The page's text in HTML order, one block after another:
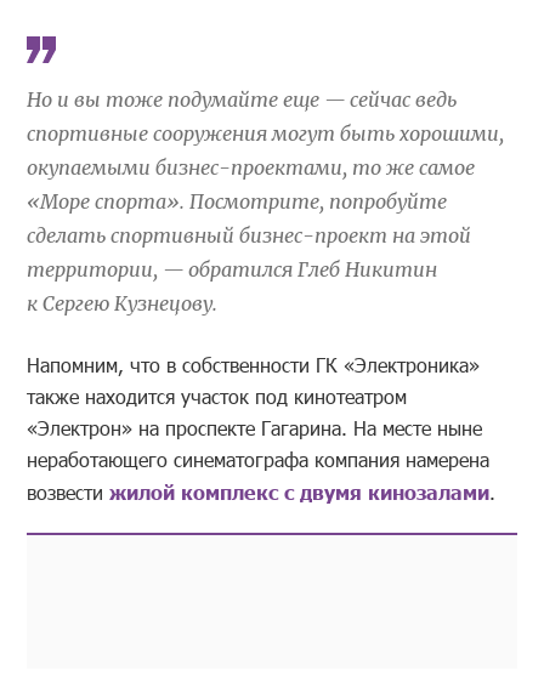
Но и вы тоже подумайте еще — сейчас ведь
спортивные сооружения могут быть хорошими,
окупаемыми бизнес-проектами, то же самое
«Море спорта». Посмотрите, попробуйте
сделать спортивный бизнес-проект на этой
территории, — обратился Глеб Никитин
к Сергею Кузнецову.
Напомним, что в собственности ГК «Электроника»
также находится участок под кинотеатром
«Электрон» на проспекте Гагарина. На месте ныне
неработающего синематографа компания намерена
возвестижилой комплекс с двумя кинозалами.